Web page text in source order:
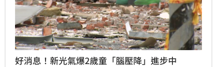
好消息！新光氣爆2歲童「腦壓降」進步中